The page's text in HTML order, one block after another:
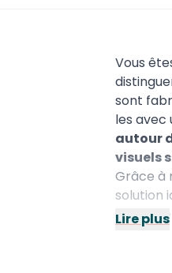
Vous
sont
les avec
autour
visuels
Grâce à
solution
Lire plus